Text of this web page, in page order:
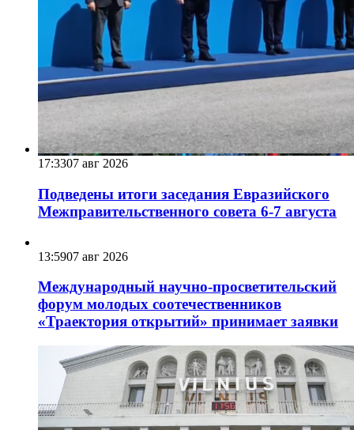
17:3307 авг 2026
Подведены итоги заседания Евразийского
Межправительственного совета 6-7 августа
13:5907 авг 2026
Международный научно-просветительский
форум молодых соотечественников
«Траектория открытий» принимает заявки